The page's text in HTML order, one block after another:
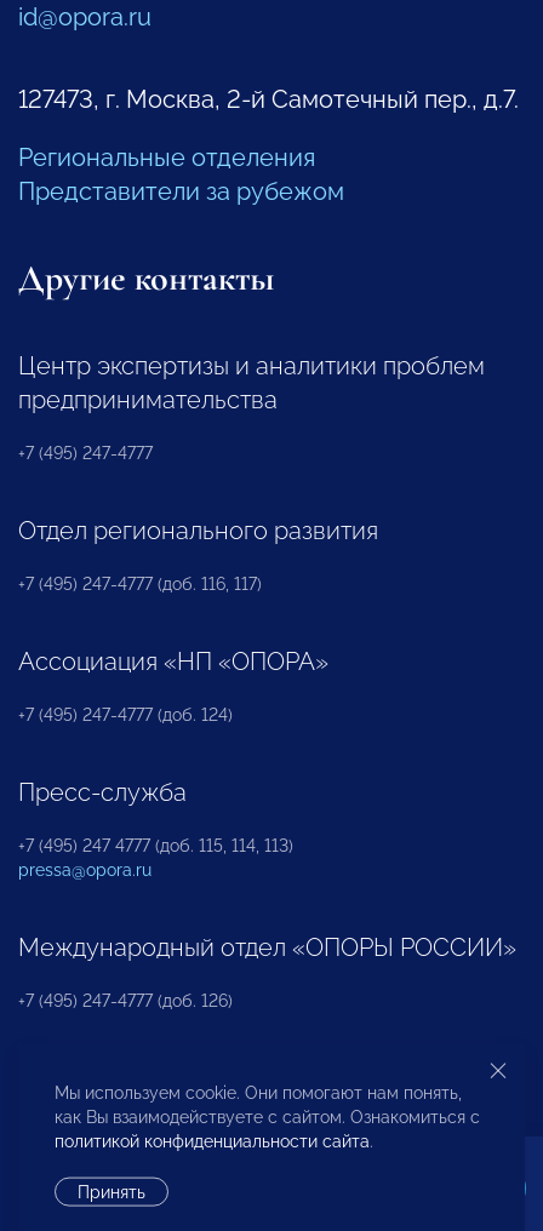
id@opora.ru
127473, г. Москва, 2-й Самотечный пер., д.7.
Региональные отделения
Представители за рубежом
Другие контакты
Центр экспертизы и аналитики проблем
предпринимательства
+7 (495) 247-4777
Отдел регионального развития
+7 (495) 247-4777 (доб. 116, 117)
Ассоциация «НП «ОПОРА»
+7 (495) 247-4777 (доб. 124)
Пресс-служба
+7 (495) 247 4777 (доб. 115, 114, 113)
pressa@opora.ru
Международный отдел «ОПОРЫ РОССИИ»
+7 (495) 247-4777 (доб. 126)
Бюро по защите прав предпринимателей и
инвесторов
Мы используем cookie. Они помогают нам понять,
как Вы взаимодействуете с сайтом. Ознакомиться с
политикой конфиденциальности сайта.
Принять